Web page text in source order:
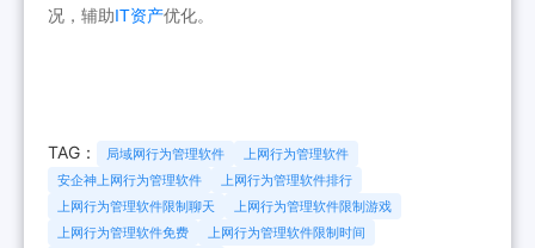
况，辅助IT资产优化。
TAG： 局域网行为管理软件
上网行为管理软件
安企神上网行为管理软件
上网行为管理软件排行
上网行为管理软件限制聊天
上网行为管理软件限制游戏
上网行为管理软件免费
上网行为管理软件限制时间